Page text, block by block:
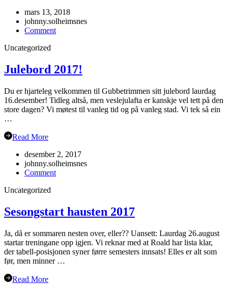
mars 13, 2018
johnny.solheimsnes
Commenton
Uncategorized
Julebord 2017!
Du er hjarteleg velkommen til Gubbetrimmen sitt julebord laurdag
16.desember! Tidleg altså, men veslejulafta er kanskje vel tett på den
store dagen? Vi møtest til vanleg tid og på vanleg stad. Vi tek så ein
…
Read More
desember 2, 2017
johnny.solheimsnes
Commenton
Uncategorized
Sesongstart hausten 2017
Ja, då er sommaren nesten over, eller?? Uansett: Laurdag 26.august
startar treningane opp igjen. Vi reknar med at Roald har lista klar,
der tabell-posisjonen syner førre semesters innsats! Elles er alt som
før, men minner …
Read More